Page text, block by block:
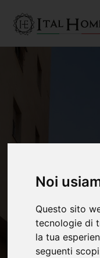
Noi
Questo sito
tecnologie di
la tua
seguenti